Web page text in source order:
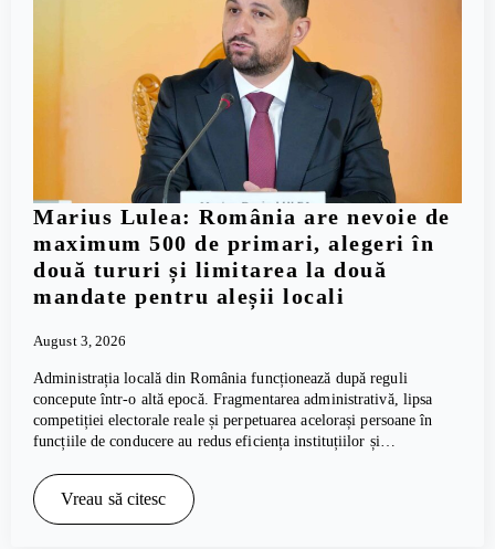
Marius Lulea: România are nevoie de
maximum 500 de primari, alegeri în
două tururi și limitarea la două
mandate pentru aleșii locali
August 3, 2026
Administrația locală din România funcționează după reguli
concepute într-o altă epocă. Fragmentarea administrativă, lipsa
competiției electorale reale și perpetuarea acelorași persoane în
funcțiile de conducere au redus eficiența instituțiilor și…
Vreau să citesc